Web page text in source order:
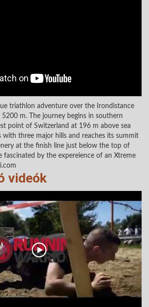
triathlon adventure over the Irondistance
m. The journey begins in southern
point of Switzerland at 196 m above sea
with three major hills and reaches its summit
at the finish line just below the top of
fascinated by the expereience of an Xtreme
videók